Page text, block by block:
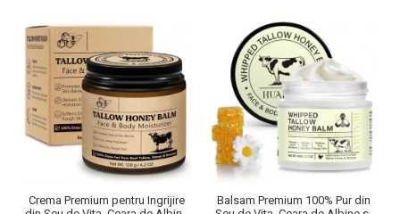
Crema Premium pentru Ingrijire
Balsam Premium 100% Pur din